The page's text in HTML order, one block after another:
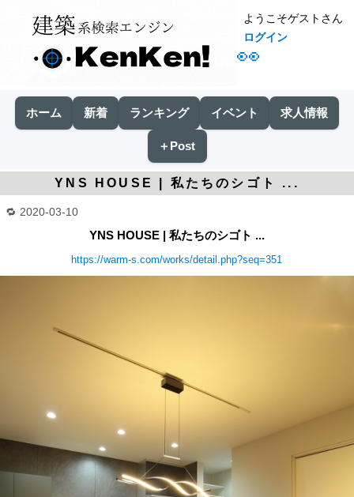
👀
ようこそゲストさん
ログイン
ホーム 新着 ランキング イベント 求人情報
＋Post
YNS HOUSE | 私たちのシゴト ...
2020-03-10
YNS HOUSE | 私たちのシゴト ...
https://warm-s.com/works/detail.php?seq=351